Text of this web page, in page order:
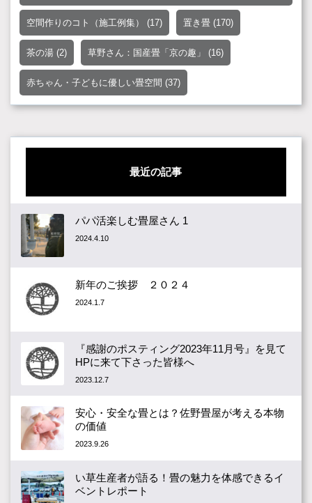
空間作りのコト（施工例集） (17) 置き畳 (170)
茶の湯 (2) 草野さん：国産畳「京の趣」 (16)
赤ちゃん・子どもに優しい畳空間 (37)
最近の記事
パパ活楽しむ畳屋さん 1
2024.4.10
新年のご挨拶 ２０２４
2024.1.7
『感謝のポスティング2023年11月号』を見て
HPに来て下さった皆様へ
2023.12.7
安心・安全な畳とは？佐野畳屋が考える本物
の価値
2023.9.26
い草生産者が語る！畳の魅力を体感できるイ
ベントレポート